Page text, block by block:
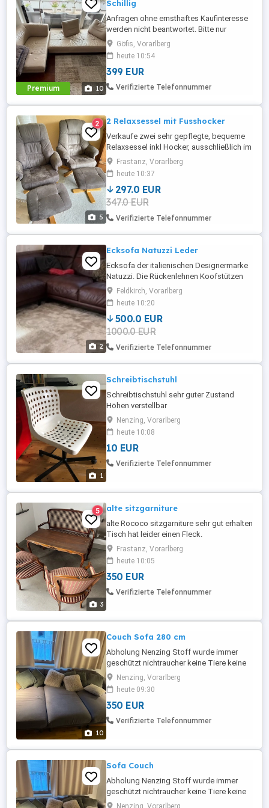
Premium 10
Schillig
Anfragen ohne ernsthaftes Kaufinteresse
werden nicht beantwortet. Bitte nur
seriöse Anfragen. Wir verkaufen unsere
Marken Couche von W. Schillig aufgrund
einer Umgestaltung des Wohnbereichs.
Die Echtledercouche in der Farbe Stone
ist insgesamt ca. 334 cm lang, wenn sie
...
Göfis, Vorarlberg
heute 10:54
399 EUR
Verifizierte Telefonnummer
5
2 2 Relaxsessel mit Fusshocker
Verkaufe zwei sehr gepflegte, bequeme
Relaxsessel inkl Hocker, ausschließlich im
Coaching Raum benutzt, TOP Zustand. 1
Hocker ist unbenutzt, der andere kaum
benutzt. Schnäppchen!! Wegen Umzug.
Frastanz, Vorarlberg
heute 10:37
297.0 EUR
347.0 EUR
Verifizierte Telefonnummer
2
Ecksofa Natuzzi Leder
Ecksofa der italienischen Designermarke
Natuzzi. Die Rückenlehnen Koofstützen
sind anpassbar (hoch - und
runterklappen). Neupreis 5500
Feldkirch, Vorarlberg
heute 10:20
500.0 EUR
1000.0 EUR
Verifizierte Telefonnummer
1
Schreibtischstuhl
Schreibtischstuhl sehr guter Zustand
Höhen verstellbar
Nenzing, Vorarlberg
heute 10:08
10 EUR
Verifizierte Telefonnummer
3
5 alte sitzgarniture
alte Rococo sitzgarniture sehr gut erhalten
Tisch hat leider einen Fleck.
Frastanz, Vorarlberg
heute 10:05
350 EUR
Verifizierte Telefonnummer
10
Couch Sofa 280 cm
Abholung Nenzing Stoff wurde immer
geschützt nichtraucher keine Tiere keine
Defekte Neupreis ca 2.220 ACHTUNG die
Zierkissen sind nicht mit dabei !!! Nur so
wie auf Foto 4 Abgebildet - ohne die
Zierkissen nur die Sofa Kissen sind mit
dabei !!!!
Nenzing, Vorarlberg
heute 09:30
350 EUR
Verifizierte Telefonnummer
Sofa Couch
Abholung Nenzing Stoff wurde immer
geschützt nichtraucher keine Tiere keine
Defekte Neupreis ca 2.220 ACHTUNG die
Nenzing, Vorarlberg